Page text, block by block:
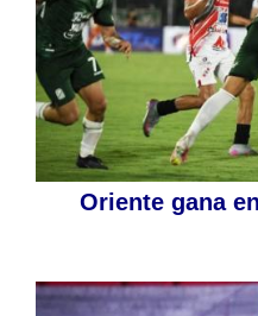
Oriente gana